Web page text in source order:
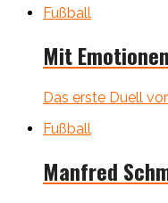
Fußball
Mit
Das erste Duell
Fußball
Manfred